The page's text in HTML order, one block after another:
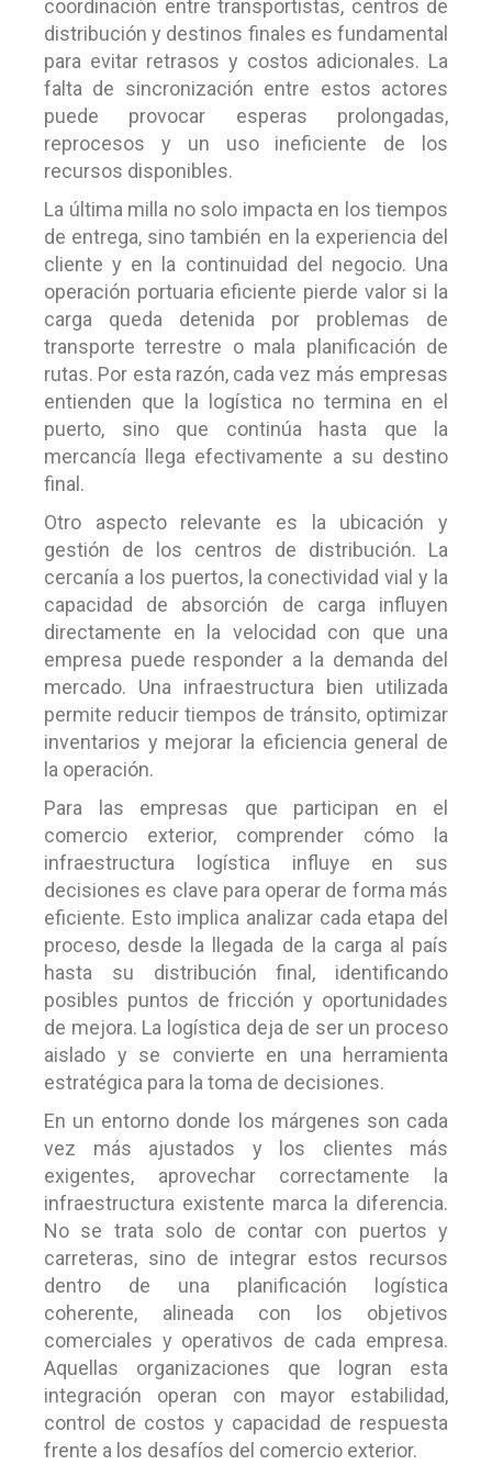
coordinación entre transportistas, centros de
distribución y destinos finales es fundamental
para evitar retrasos y costos adicionales. La
falta de sincronización entre estos actores
puede provocar esperas prolongadas,
reprocesos y un uso ineficiente de los
recursos disponibles.
La última milla no solo impacta en los tiempos
de entrega, sino también en la experiencia del
cliente y en la continuidad del negocio. Una
operación portuaria eficiente pierde valor si la
carga queda detenida por problemas de
transporte terrestre o mala planificación de
rutas. Por esta razón, cada vez más empresas
entienden que la logística no termina en el
puerto, sino que continúa hasta que la
mercancía llega efectivamente a su destino
final.
Otro aspecto relevante es la ubicación y
gestión de los centros de distribución. La
cercanía a los puertos, la conectividad vial y la
capacidad de absorción de carga influyen
directamente en la velocidad con que una
empresa puede responder a la demanda del
mercado. Una infraestructura bien utilizada
permite reducir tiempos de tránsito, optimizar
inventarios y mejorar la eficiencia general de
la operación.
Para las empresas que participan en el
comercio exterior, comprender cómo la
infraestructura logística influye en sus
decisiones es clave para operar de forma más
eficiente. Esto implica analizar cada etapa del
proceso, desde la llegada de la carga al país
hasta su distribución final, identificando
posibles puntos de fricción y oportunidades
de mejora. La logística deja de ser un proceso
aislado y se convierte en una herramienta
estratégica para la toma de decisiones.
En un entorno donde los márgenes son cada
vez más ajustados y los clientes más
exigentes, aprovechar correctamente la
infraestructura existente marca la diferencia.
No se trata solo de contar con puertos y
carreteras, sino de integrar estos recursos
dentro de una planificación logística
coherente, alineada con los objetivos
comerciales y operativos de cada empresa.
Aquellas organizaciones que logran esta
integración operan con mayor estabilidad,
control de costos y capacidad de respuesta
frente a los desafíos del comercio exterior.